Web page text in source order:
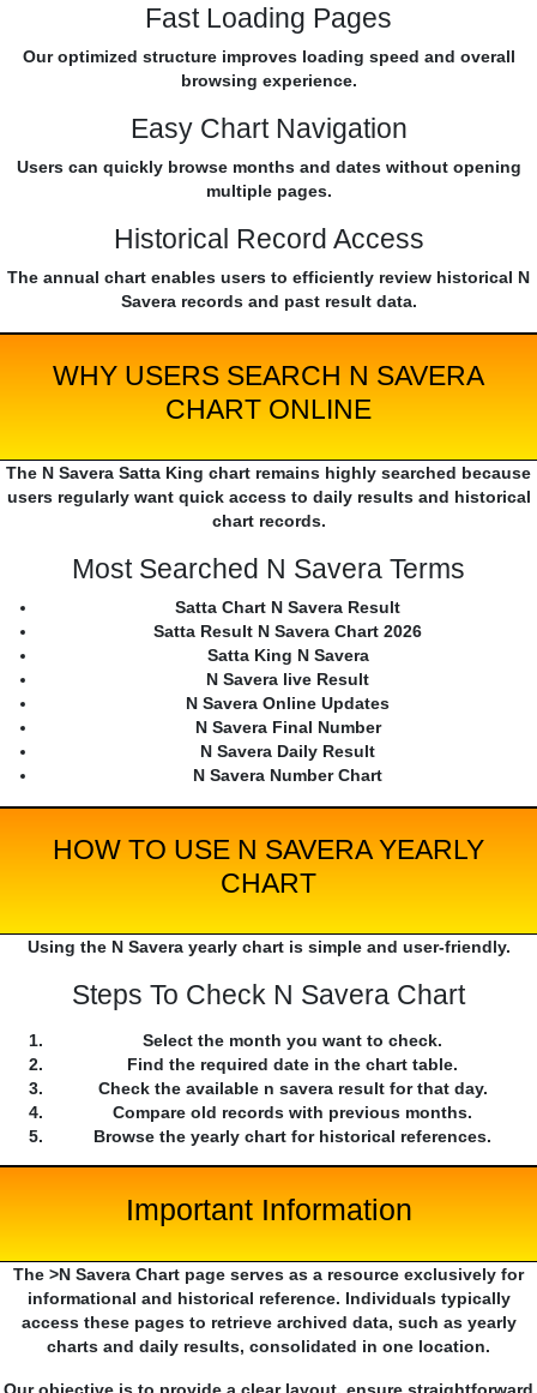
Fast Loading Pages
Our optimized structure improves loading speed and overall
browsing experience.
Easy Chart Navigation
Users can quickly browse months and dates without opening
multiple pages.
Historical Record Access
The annual chart enables users to efficiently review historical N
Savera records and past result data.
WHY USERS SEARCH N SAVERA
CHART ONLINE
The N Savera Satta King chart remains highly searched because
users regularly want quick access to daily results and historical
chart records.
Most Searched N Savera Terms
Satta Chart N Savera Result
Satta Result N Savera Chart 2026
Satta King N Savera
N Savera live Result
N Savera Online Updates
N Savera Final Number
N Savera Daily Result
N Savera Number Chart
HOW TO USE N SAVERA YEARLY
CHART
Using the N Savera yearly chart is simple and user-friendly.
Steps To Check N Savera Chart
Select the month you want to check.
Find the required date in the chart table.
Check the available n savera result for that day.
Compare old records with previous months.
Browse the yearly chart for historical references.
Important Information
The >N Savera Chart page serves as a resource exclusively for
informational and historical reference. Individuals typically
access these pages to retrieve archived data, such as yearly
charts and daily results, consolidated in one location.